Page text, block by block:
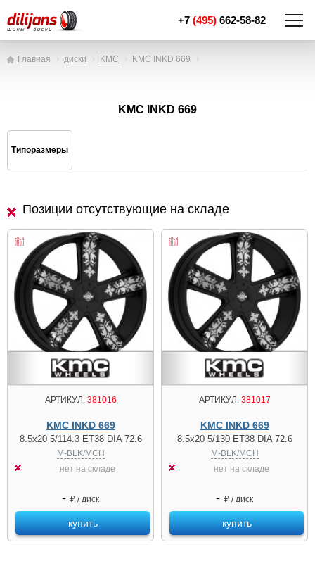
+7 (495) 662-58-82
Главная диски KMC KMC INKD 669
KMC INKD 669
Типоразмеры
Позиции отсутствующие на складе
АРТИКУЛ:381016
KMC INKD 669
8.5x20 5/114.3 ET38 DIA 72.6
M-BLK/MCH
нет на складе
- ₽ / диск
купить
АРТИКУЛ:381017
KMC INKD 669
8.5x20 5/130 ET38 DIA 72.6
M-BLK/MCH
нет на складе
- ₽ / диск
купить